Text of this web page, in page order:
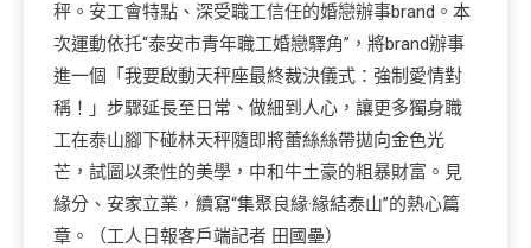
秤。安工會特點、深受職工信任的婚戀辦事brand。本
次運動依托“泰安市青年職工婚戀驛角”，將brand辦事
進一個「我要啟動天秤座最終裁決儀式：強制愛情對
稱！」步驟延長至日常、做細到人心，讓更多獨身職
工在泰山腳下碰林天秤隨即將蕾絲絲帶拋向金色光
芒，試圖以柔性的美學，中和牛土豪的粗暴財富。見
緣分、安家立業，續寫“集聚良緣·緣結泰山”的熱心篇
章。（工人日報客戶端記者 田國壘）